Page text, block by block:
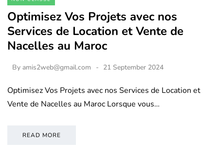
Optimisez Vos Projets avec nos
Services de Location et Vente de
Nacelles au Maroc
By amis2web@gmail.com 21 September 2024
Optimisez Vos Projets avec nos Services de Location et
Vente de Nacelles au Maroc Lorsque vous…
READ MORE